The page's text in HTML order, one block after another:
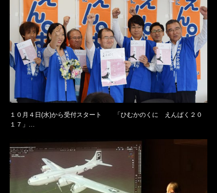
１０月４日(水)から受付スタート 「ひむかのくに えんぱく２０
１７」…